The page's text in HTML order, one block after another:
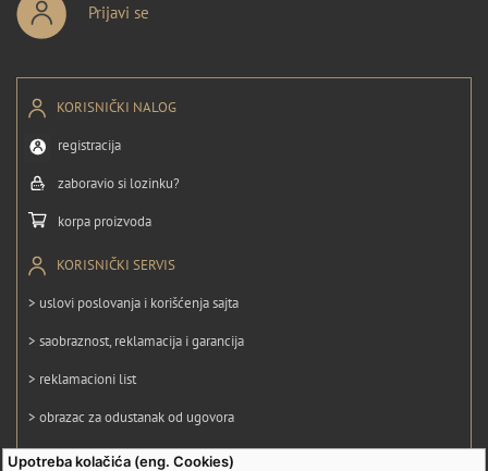
Upotreba kolačića (eng. Cookies)
Prijavi se
KORISNIČKI NALOG
registracija
zaboravio si lozinku?
korpa proizvoda
KORISNIČKI SERVIS
> uslovi poslovanja i korišćenja sajta
> saobraznost, reklamacija i garancija
> reklamacioni list
> obrazac za odustanak od ugovora
> politika privatnosti